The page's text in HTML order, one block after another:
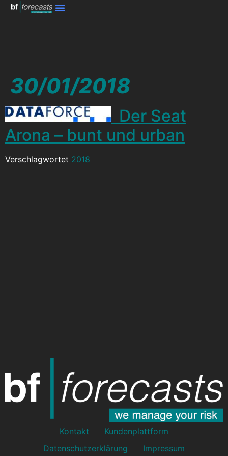
30/01/2018
Der Seat
Arona – bunt und urban
Verschlagwortet 2018
Kontakt
Kundenplattform
Datenschutzerklärung
Impressum